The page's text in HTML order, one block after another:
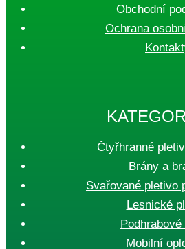
Obchodní
Ochrana
Čtyřhranné
Brány a
Svařované pletivo
Lesnické
Mobilní